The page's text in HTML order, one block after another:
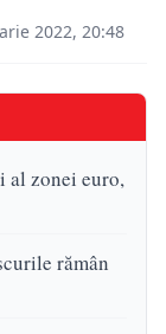
2022, 20:48
al zonei euro,
rămân